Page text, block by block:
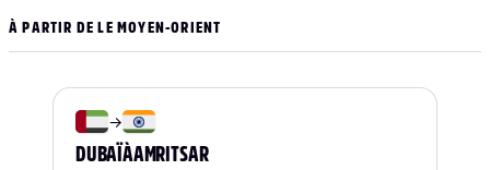
À PARTIR DE LE MOYEN-ORIENT
→
DUBAÏÀAMRITSAR